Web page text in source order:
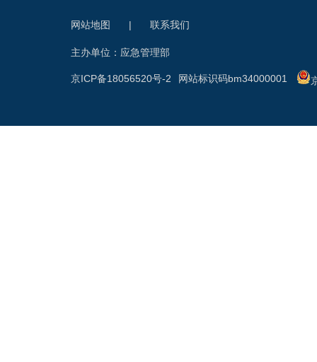
网站地图 | 联系我们
主办单位：应急管理部
网站标识码bm34000001
京ICP备18056520号-2